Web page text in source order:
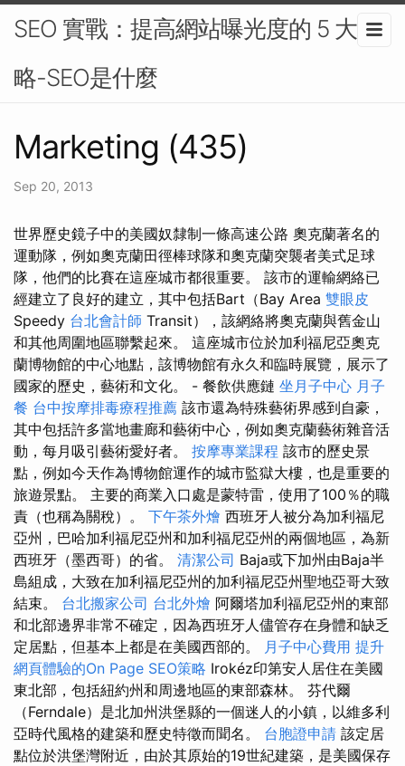
SEO 實戰：提高網站曝光度的 5 大策
略-SEO是什麼
Marketing (435)
Sep 20, 2013
世界歷史鏡子中的美國奴隸制一條高速公路 奧克蘭著名的
運動隊，例如奧克蘭田徑棒球隊和奧克蘭突襲者美式足球
隊，他們的比賽在這座城市都很重要。 該市的運輸網絡已
經建立了良好的建立，其中包括Bart（Bay Area 雙眼皮
Speedy 台北會計師 Transit），該網絡將奧克蘭與舊金山
和其他周圍地區聯繫起來。 這座城市位於加利福尼亞奧克
蘭博物館的中心地點，該博物館有永久和臨時展覽，展示了
國家的歷史，藝術和文化。 - 餐飲供應鏈 坐月子中心 月子
餐 台中按摩排毒療程推薦 該市還為特殊藝術界感到自豪，
其中包括許多當地畫廊和藝術中心，例如奧克蘭藝術雜音活
動，每月吸引藝術愛好者。 按摩專業課程 該市的歷史景
點，例如今天作為博物館運作的城市監獄大樓，也是重要的
旅遊景點。 主要的商業入口處是蒙特雷，使用了100％的職
責（也稱為關稅）。 下午茶外燴 西班牙人被分為加利福尼
亞州，巴哈加利福尼亞州和加利福尼亞州的兩個地區，為新
西班牙（墨西哥）的省。 清潔公司 Baja或下加州由Baja半
島組成，大致在加利福尼亞州的加利福尼亞州聖地亞哥大致
結束。 台北搬家公司 台北外燴 阿爾塔加利福尼亞州的東部
和北部邊界非常不確定，因為西班牙人儘管存在身體和缺乏
定居點，但基本上都是在美國西部的。 月子中心費用 提升
網頁體驗的On Page SEO策略 Irokéz印第安人居住在美國
東北部，包括紐約州和周邊地區的東部森林。 芬代爾
（Ferndale）是北加州洪堡縣的一個迷人的小鎮，以維多利
亞時代風格的建築和歷史特徵而聞名。 台胞證申請 該定居
點位於洪堡灣附近，由於其原始的19世紀建築，是美國保存